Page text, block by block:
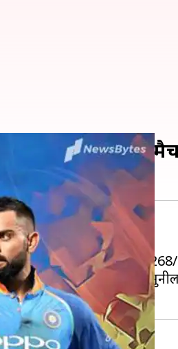
से हराया, जानें
हरा दिया है।
धोनी (56) की बदौलत 268/
की स्थिति में नहीं दिखी।